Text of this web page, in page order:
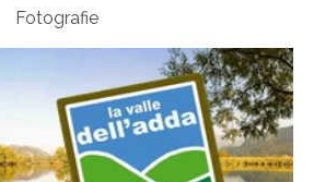
Fotografie